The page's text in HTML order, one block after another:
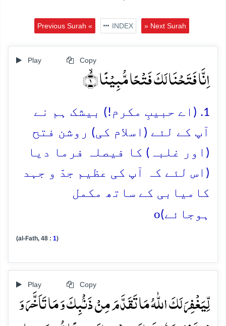
Previous Surah « INDEX » Next Surah
Play Copy
اِنَّا فَتَحۡنَا لَکَ فَتۡحًا مُّبِیۡنًا ۙ﴿۱﴾
1. (اے حبیبِ مکرم!) بیشک ہم نے
آپ کے لئے (اسلام کی) روشن فتح
(اور غلبہ) کا فیصلہ فرما دیا
(اس لئے کہ آپ کی عظیم جدّ و جہد
کامیابی کے ساتھ مکمل
ہوجائے)o
(al-Fath, 48 : 1)
Play Copy
لِّیَغۡفِرَ لَکَ اللّٰہُ مَا تَقَدَّمَ مِنۡ ذَنۡۢبِکَ وَ مَا تَاَخَّرَ وَ